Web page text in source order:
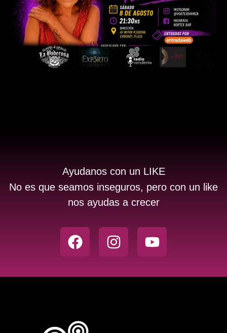
Ayudanos con un LIKE
No es que seamos inseguros, pero con un like
nos ayudas a crecer